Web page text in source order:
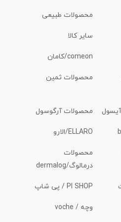
محصولات طبیعی
سایر کالا
comeon/کامان
محصولات ثمین
محصولات آرگوسول
ELLARO/الارو
محصولات
درمالوگ/dermalog
PI SHOP / پی شاپ
وچه / voche